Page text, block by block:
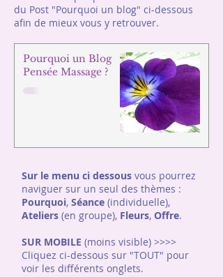
du Post "Pourquoi un blog" ci-dessous
afin de mieux vous y retrouver.
Pourquoi un Blog
Pensée Massage ?
Sur le menu ci dessous vous pourrez
naviguer sur un seul des thèmes :
Pourquoi, Séance (individuelle),
Ateliers (en groupe), Fleurs, Offre.
SUR MOBILE (moins visible) >>>>
Cliquez ci-dessous sur "TOUT" pour
voir les différents onglets.